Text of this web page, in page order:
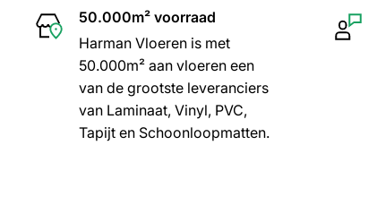
50.000m² voorraad
Harman Vloeren is met
50.000m² aan vloeren een
van de grootste leveranciers
van Laminaat, Vinyl, PVC,
Tapijt en Schoonloopmatten.